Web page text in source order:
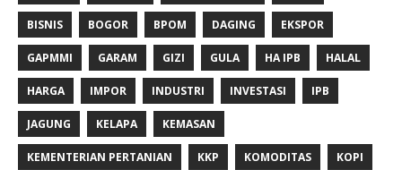
BISNIS BOGOR BPOM DAGING EKSPOR
GAPMMI GARAM GIZI GULA HA IPB HALAL
HARGA IMPOR INDUSTRI INVESTASI IPB
JAGUNG KELAPA KEMASAN
KEMENTERIAN PERTANIAN KKP KOMODITAS KOPI